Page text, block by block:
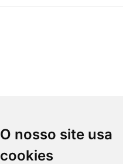
O nosso site usa
cookiesCIDADE DE